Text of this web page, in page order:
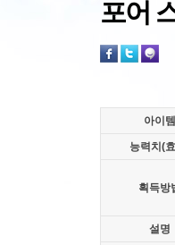
포어
아이템
능력치(
획득방
설명